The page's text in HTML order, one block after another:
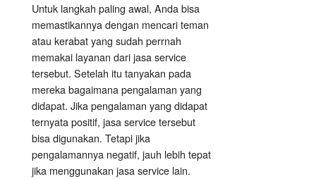
Untuk langkah paling awal, Anda bisa
memastikannya dengan mencari teman
atau kerabat yang sudah perrnah
memakai layanan dari jasa service
tersebut. Setelah itu tanyakan pada
mereka bagaimana pengalaman yang
didapat. Jika pengalaman yang didapat
ternyata positif, jasa service tersebut
bisa digunakan. Tetapi jika
pengalamannya negatif, jauh lebih tepat
jika menggunakan jasa service lain.